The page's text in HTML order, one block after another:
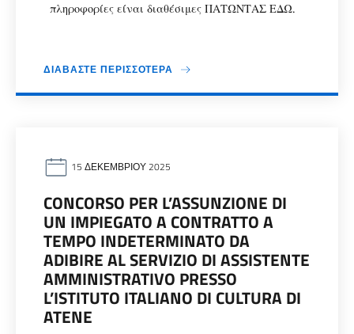
πληροφορίες είναι διαθέσιμες ΠΑΤΩΝΤΑΣ ΕΔΩ.
ΔΙΑΒΆΣΤΕ ΠΕΡΙΣΣΌΤΕΡΑ
15 ΔΕΚΕΜΒΡΊΟΥ 2025
CONCORSO PER L’ASSUNZIONE DI
UN IMPIEGATO A CONTRATTO A
TEMPO INDETERMINATO DA
ADIBIRE AL SERVIZIO DI ASSISTENTE
AMMINISTRATIVO PRESSO
L’ISTITUTO ITALIANO DI CULTURA DI
ATENE